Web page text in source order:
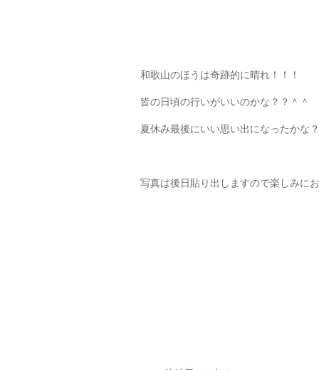
和歌山のほうは奇跡的に晴れ！！！
皆の日頃の行いがいいのかな？？＾＾
夏休み最後にいい思い出になったかな
写真は後日貼り出しますので楽しみに